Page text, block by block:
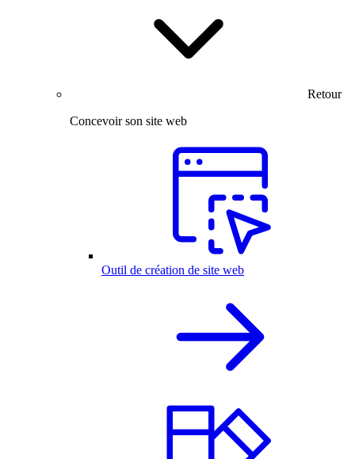
Retour
Concevoir son site web
Outil de création de site web